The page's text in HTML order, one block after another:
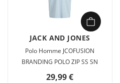
JACK AND JONES
Polo Homme JCOFUSION
BRANDING POLO ZIP SS SN
29,99 €